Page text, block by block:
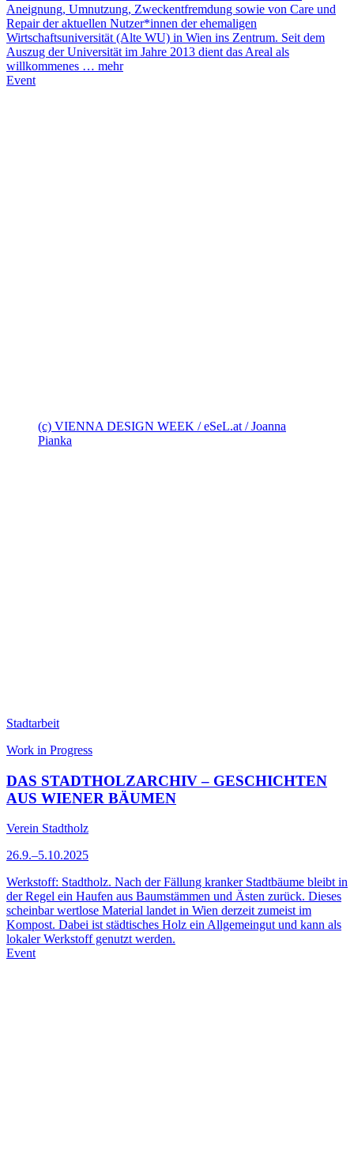
Aneignung, Umnutzung, Zweckentfremdung sowie von Care und
Repair der aktuellen Nutzer*innen der ehemaligen
Wirtschaftsuniversität (Alte WU) in Wien ins Zentrum. Seit dem
Auszug der Universität im Jahre 2013 dient das Areal als
willkommenes … mehr
Event
(c) VIENNA DESIGN WEEK / eSeL.at / Joanna
Pianka
Stadtarbeit
Work in Progress
DAS STADTHOLZARCHIV – GESCHICHTEN
AUS WIENER BÄUMEN
Verein Stadtholz
26.9.–5.10.2025
Werkstoff: Stadtholz. Nach der Fällung kranker Stadtbäume bleibt in
der Regel ein Haufen aus Baumstämmen und Ästen zurück. Dieses
scheinbar wertlose Material landet in Wien derzeit zumeist im
Kompost. Dabei ist städtisches Holz ein Allgemeingut und kann als
lokaler Werkstoff genutzt werden.
Event